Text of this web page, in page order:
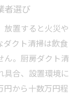
者選び
放置すると火災や
ダクト清掃は飲食
ん。厨房ダクト清
具合、設置環境に
円から十数万円程